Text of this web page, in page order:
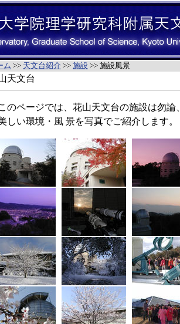
ム >> 天文台紹介 >> 施設 >> 施設風景
天文台
のページでは、花山天文台の施設は勿論
しい環境・風 景を写真でご紹介します。